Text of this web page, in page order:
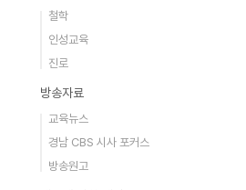
철학
인성교육
진로
방송자료
교육뉴스
경남 CBS 시사 포커스
방송원고